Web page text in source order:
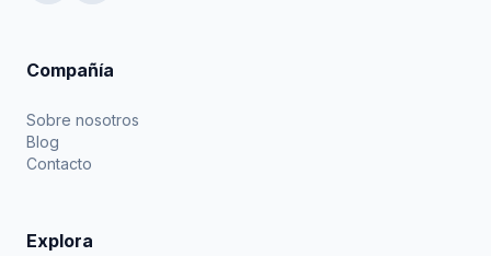
Compañía
Sobre nosotros
Blog
Contacto
Explora